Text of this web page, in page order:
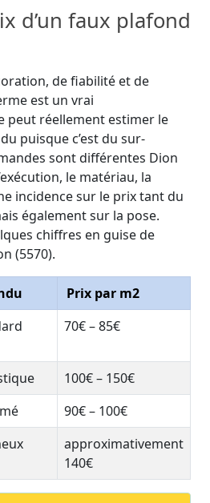
d’un faux plafond
de fiabilité et de
est un vrai
peut réellement estimer le
puisque c’est du sur-
sont différentes Dion
le matériau, la
incidence sur le prix tant du
également sur la pose.
chiffres en guise de
(5570).
Prix par m2
70€ – 85€
100€ – 150€
90€ – 100€
approximativement
140€